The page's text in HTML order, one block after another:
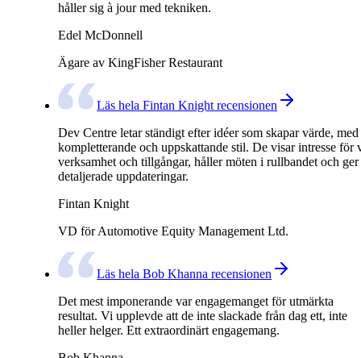
håller sig à jour med tekniken.
Edel McDonnell
Ägare av KingFisher Restaurant
Läs hela Fintan Knight recensionen
Dev Centre letar ständigt efter idéer som skapar värde, med
kompletterande och uppskattande stil. De visar intresse för
verksamhet och tillgångar, håller möten i rullbandet och ger
detaljerade uppdateringar.
Fintan Knight
VD för Automotive Equity Management Ltd.
Läs hela Bob Khanna recensionen
Det mest imponerande var engagemanget för utmärkta
resultat. Vi upplevde att de inte slackade från dag ett, inte
heller helger. Ett extraordinärt engagemang.